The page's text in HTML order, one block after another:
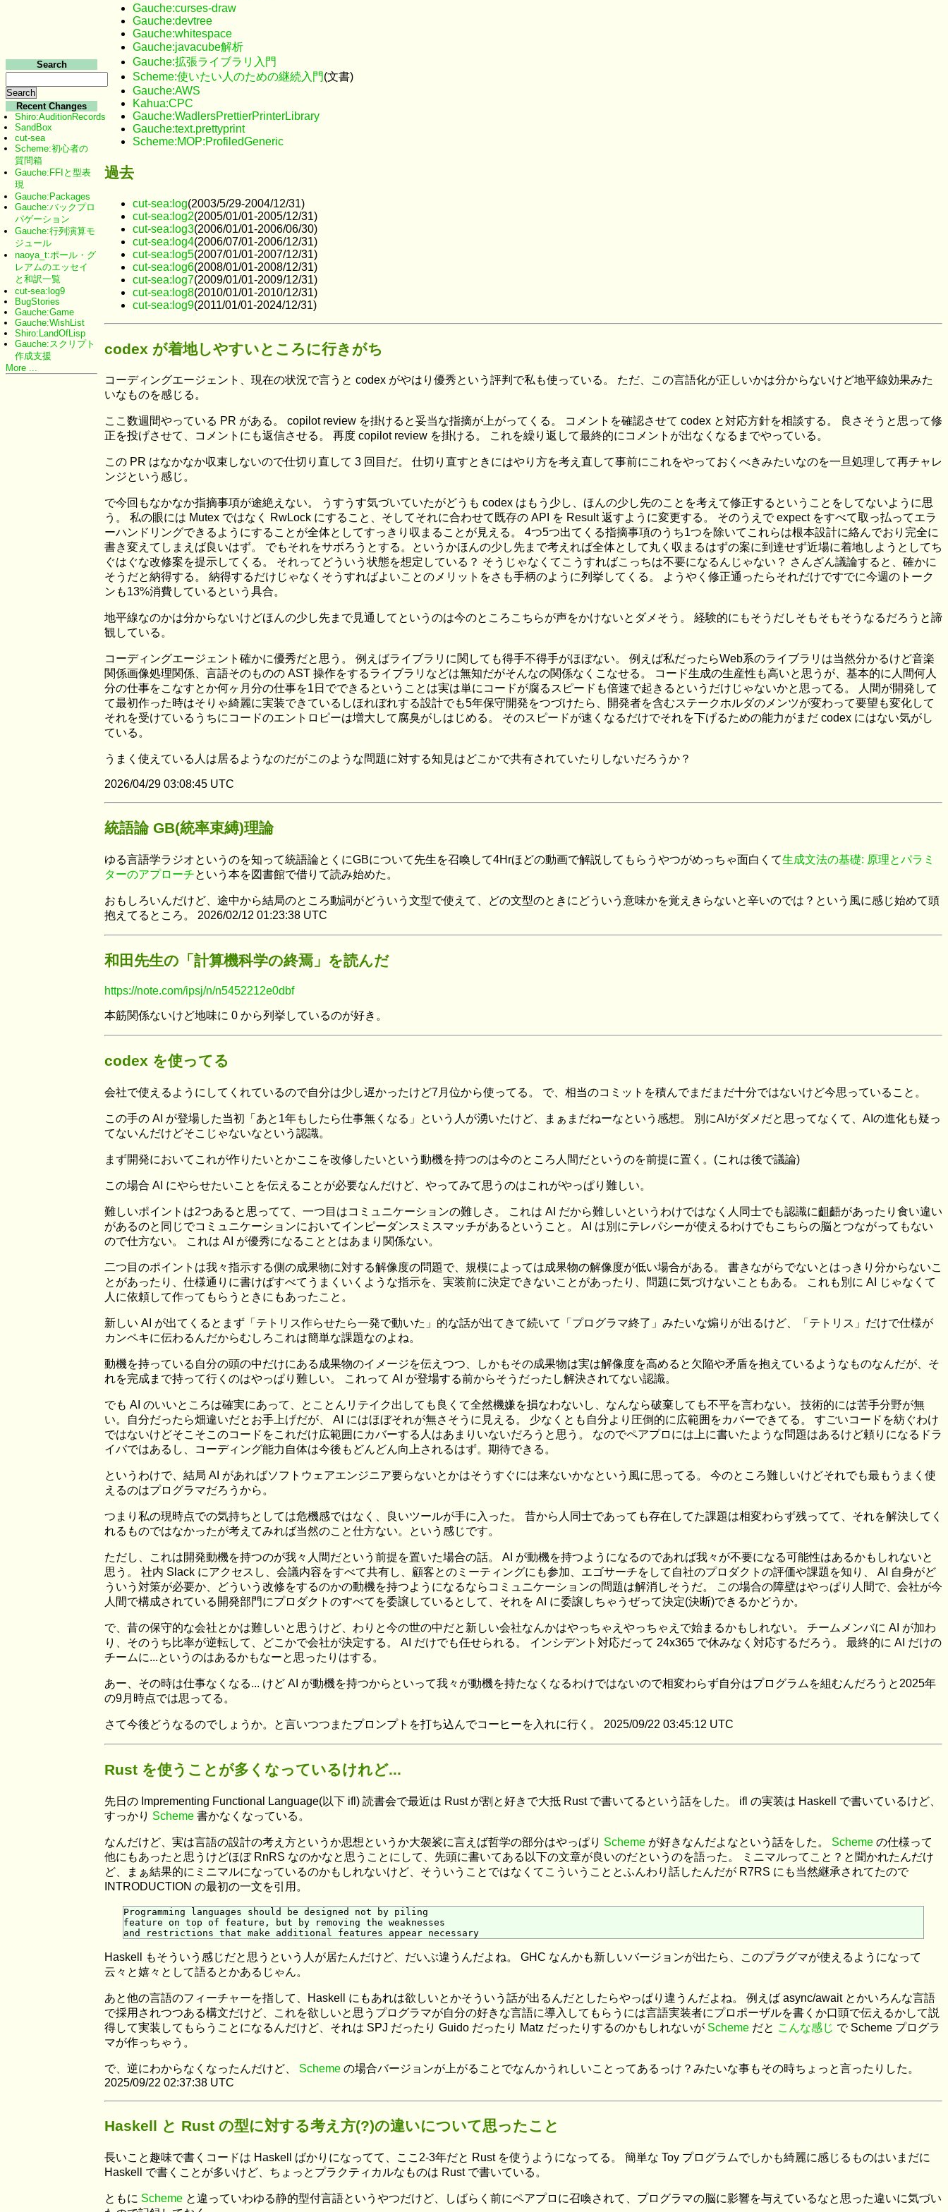
Gauche:curses-draw
Gauche:devtree
Gauche:whitespace
Gauche:javacube解析
Gauche:拡張ライブラリ入門
Scheme:使いたい人のための継続入門(文書)
Gauche:AWS
Kahua:CPC
Gauche:WadlersPrettierPrinterLibrary
Gauche:text.prettyprint
Scheme:MOP:ProfiledGeneric
過去
cut-sea:log(2003/5/29-2004/12/31)
cut-sea:log2(2005/01/01-2005/12/31)
cut-sea:log3(2006/01/01-2006/06/30)
cut-sea:log4(2006/07/01-2006/12/31)
cut-sea:log5(2007/01/01-2007/12/31)
cut-sea:log6(2008/01/01-2008/12/31)
cut-sea:log7(2009/01/01-2009/12/31)
cut-sea:log8(2010/01/01-2010/12/31)
cut-sea:log9(2011/01/01-2024/12/31)
codex が着地しやすいところに行きがち
コーディングエージェント、現在の状況で言うと codex がやはり優秀という評判で私も使っている。 ただ、この言語化が正しいかは分からないけど地平線効果みた
いなものを感じる。
ここ数週間やっている PR がある。 copilot review を掛けると妥当な指摘が上がってくる。 コメントを確認させて codex と対応方針を相談する。 良さそうと思って修
正を投げさせて、コメントにも返信させる。 再度 copilot review を掛ける。 これを繰り返して最終的にコメントが出なくなるまでやっている。
この PR はなかなか収束しないので仕切り直して 3 回目だ。 仕切り直すときにはやり方を考え直して事前にこれをやっておくべきみたいなのを一旦処理して再チャレ
ンジという感じ。
で今回もなかなか指摘事項が途絶えない。 うすうす気づいていたがどうも codex はもう少し、ほんの少し先のことを考えて修正するということをしてないように思
う。 私の眼には Mutex ではなく RwLock にすること、そしてそれに合わせて既存の API を Result 返すように変更する。 そのうえで expect をすべて取っ払ってエラ
ーハンドリングできるようにすることが全体としてすっきり収まることが見える。 4つ5つ出てくる指摘事項のうち1つを除いてこれらは根本設計に絡んでおり完全に
書き変えてしまえば良いはず。 でもそれをサボろうとする。というかほんの少し先まで考えれば全体として丸く収まるはずの案に到達せず近場に着地しようとしてち
ぐはぐな改修案を提示してくる。 それってどういう状態を想定している？ そうじゃなくてこうすればこっちは不要になるんじゃない？ さんざん議論すると、確かに
そうだと納得する。 納得するだけじゃなくそうすればよいことのメリットをさも手柄のように列挙してくる。 ようやく修正通ったらそれだけですでに今週のトーク
ンも13%消費しているという具合。
地平線なのかは分からないけどほんの少し先まで見通してというのは今のところこちらが声をかけないとダメそう。 経験的にもそうだしそもそもそうなるだろうと諦
観している。
コーディングエージェント確かに優秀だと思う。 例えばライブラリに関しても得手不得手がほぼない。 例えば私だったらWeb系のライブラリは当然分かるけど音楽
関係画像処理関係、言語そのものの AST 操作をするライブラリなどは無知だがそんなの関係なくこなせる。 コード生成の生産性も高いと思うが、基本的に人間何人
分の仕事をこなすとか何ヶ月分の仕事を1日でできるということは実は単にコードが腐るスピードも倍速で起きるというだけじゃないかと思ってる。 人間が開発して
て最初作った時はそりゃ綺麗に実装できているしほれぼれする設計でも5年保守開発をつづけたら、開発者を含むステークホルダのメンツが変わって要望も変化して
それを受けているうちにコードのエントロピーは増大して腐臭がしはじめる。 そのスピードが速くなるだけでそれを下げるための能力がまだ codex にはない気がし
ている。
うまく使えている人は居るようなのだがこのような問題に対する知見はどこかで共有されていたりしないだろうか？
2026/04/29 03:08:45 UTC
統語論 GB(統率束縛)理論
ゆる言語学ラジオというのを知って統語論とくにGBについて先生を召喚して4Hrほどの動画で解説してもらうやつがめっちゃ面白くて生成文法の基礎: 原理とパラミ
ターのアプローチという本を図書館で借りて読み始めた。
おもしろいんだけど、途中から結局のところ動詞がどういう文型で使えて、どの文型のときにどういう意味かを覚えきらないと辛いのでは？という風に感じ始めて頭
抱えてるところ。 2026/02/12 01:23:38 UTC
和田先生の「計算機科学の終焉」を読んだ
https://note.com/ipsj/n/n5452212e0dbf
本筋関係ないけど地味に 0 から列挙しているのが好き。
codex を使ってる
会社で使えるようにしてくれているので自分は少し遅かったけど7月位から使ってる。 で、相当のコミットを積んでまだまだ十分ではないけど今思っていること。
この手の AI が登場した当初「あと1年もしたら仕事無くなる」という人が湧いたけど、まぁまだねーなという感想。 別にAIがダメだと思ってなくて、AIの進化も疑っ
てないんだけどそこじゃないなという認識。
まず開発においてこれが作りたいとかここを改修したいという動機を持つのは今のところ人間だというのを前提に置く。(これは後で議論)
この場合 AI にやらせたいことを伝えることが必要なんだけど、やってみて思うのはこれがやっぱり難しい。
難しいポイントは2つあると思ってて、一つ目はコミュニケーションの難しさ。 これは AI だから難しいというわけではなく人同士でも認識に齟齬があったり食い違い
があるのと同じでコミュニケーションにおいてインピーダンスミスマッチがあるということ。 AI は別にテレパシーが使えるわけでもこちらの脳とつながってもない
ので仕方ない。 これは AI が優秀になることとはあまり関係ない。
二つ目のポイントは我々指示する側の成果物に対する解像度の問題で、規模によっては成果物の解像度が低い場合がある。 書きながらでないとはっきり分からないこ
とがあったり、仕様通りに書けばすべてうまくいくような指示を、実装前に決定できないことがあったり、問題に気づけないこともある。 これも別に AI じゃなくて
人に依頼して作ってもらうときにもあったこと。
新しい AI が出てくるとまず「テトリス作らせたら一発で動いた」的な話が出てきて続いて「プログラマ終了」みたいな煽りが出るけど、「テトリス」だけで仕様が
カンペキに伝わるんだからむしろこれは簡単な課題なのよね。
動機を持っている自分の頭の中だけにある成果物のイメージを伝えつつ、しかもその成果物は実は解像度を高めると欠陥や矛盾を抱えているようなものなんだが、そ
れを完成まで持って行くのはやっぱり難しい。 これって AI が登場する前からそうだったし解決されてない認識。
でも AI のいいところは確実にあって、とことんリテイク出しても良くて全然機嫌を損なわないし、なんなら破棄しても不平を言わない。 技術的には苦手分野が無
い。自分だったら畑違いだとお手上げだが、 AI にはほぼそれが無さそうに見える。 少なくとも自分より圧倒的に広範囲をカバーできてる。 すごいコードを紡ぐわけ
ではないけどそこそこのコードをこれだけ広範囲にカバーする人はあまりいないだろうと思う。 なのでペアプロには上に書いたような問題はあるけど頼りになるドラ
イバではあるし、コーディング能力自体は今後もどんどん向上されるはず。期待できる。
というわけで、結局 AI があればソフトウェアエンジニア要らないとかはそうすぐには来ないかなという風に思ってる。 今のところ難しいけどそれでも最もうまく使
えるのはプログラマだろうから。
つまり私の現時点での気持ちとしては危機感ではなく、良いツールが手に入った。 昔から人同士であっても存在してた課題は相変わらず残ってて、それを解決してく
れるものではなかったが考えてみれば当然のこと仕方ない。という感じです。
ただし、これは開発動機を持つのが我々人間だという前提を置いた場合の話。 AI が動機を持つようになるのであれば我々が不要になる可能性はあるかもしれないと
思う。 社内 Slack にアクセスし、会議内容をすべて共有し、顧客とのミーティングにも参加、エゴサーチをして自社のプロダクトの評価や課題を知り、 AI 自身がど
ういう対策が必要か、どういう改修をするのかの動機を持つようになるならコミュニケーションの問題は解消しそうだ。 この場合の障壁はやっぱり人間で、会社が今
人間で構成されている開発部門にプロダクトのすべてを委譲しているとして、それを AI に委譲しちゃうぜって決定(決断)できるかどうか。
で、昔の保守的な会社とかは難しいと思うけど、わりと今の世の中だと新しい会社なんかはやっちゃえやっちゃえで始まるかもしれない。 チームメンバに AI が加わ
り、そのうち比率が逆転して、どこかで会社が決定する。 AI だけでも任せられる。 インシデント対応だって 24x365 で休みなく対応するだろう。 最終的に AI だけの
チームに...というのはあるかもなーと思ったりはする。
あー、その時は仕事なくなる... けど AI が動機を持つからといって我々が動機を持たなくなるわけではないので相変わらず自分はプログラムを組むんだろうと2025年
の9月時点では思ってる。
さて今後どうなるのでしょうか。と言いつつまたプロンプトを打ち込んでコーヒーを入れに行く。 2025/09/22 03:45:12 UTC
Rust を使うことが多くなっているけれど...
先日の Imprementing Functional Language(以下 ifl) 読書会で最近は Rust が割と好きで大抵 Rust で書いてるという話をした。 ifl の実装は Haskell で書いているけど、
すっかり Scheme 書かなくなっている。
なんだけど、実は言語の設計の考え方というか思想というか大袈裟に言えば哲学の部分はやっぱり Scheme が好きなんだよなという話をした。 Scheme の仕様って
他にもあったと思うけどほぼ RnRS なのかなと思うことにして、先頭に書いてある以下の文章が良いのだというのを語った。 ミニマルってこと？と聞かれたんだけ
ど、まぁ結果的にミニマルになっているのかもしれないけど、そういうことではなくてこういうこととふんわり話したんだが R7RS にも当然継承されてたので
INTRODUCTION の最初の一文を引用。
Programming languages should be designed not by piling
feature on top of feature, but by removing the weaknesses
Haskell もそういう感じだと思うという人が居たんだけど、だいぶ違うんだよね。 GHC なんかも新しいバージョンが出たら、このプラグマが使えるようになって
云々と嬉々として語るとかあるじゃん。
あと他の言語のフィーチャーを指して、Haskell にもあれは欲しいとかそういう話が出るんだとしたらやっぱり違うんだよね。 例えば async/await とかいろんな言語
で採用されつつある構文だけど、これを欲しいと思うプログラマが自分の好きな言語に導入してもらうには言語実装者にプロポーザルを書くか口頭で伝えるかして説
得して実装してもらうことになるんだけど、それは SPJ だったり Guido だったり Matz だったりするのかもしれないが Scheme だと こんな感じ で Scheme プログラ
マが作っちゃう。
で、逆にわからなくなったんだけど、 Scheme の場合バージョンが上がることでなんかうれしいことってあるっけ？みたいな事もその時ちょっと言ったりした。
2025/09/22 02:37:38 UTC
Haskell と Rust の型に対する考え方(?)の違いについて思ったこと
長いこと趣味で書くコードは Haskell ばかりになってて、ここ2-3年だと Rust を使うようになってる。 簡単な Toy プログラムでしかも綺麗に感じるものはいまだに
Haskell で書くことが多いけど、ちょっとプラクティカルなものは Rust で書いている。
ともに Scheme と違っていわゆる静的型付言語というやつだけど、しばらく前にペアプロに召喚されて、プログラマの脳に影響を与えているなと思った違いに気づい
Search
Recent Changes
Shiro:AuditionRecords
SandBox
cut-sea
Scheme:初心者の
質問箱
Gauche:FFIと型表
現
Gauche:Packages
Gauche:バックプロ
パゲーション
Gauche:行列演算モ
ジュール
naoya_t:ポール・グ
レアムのエッセイ
と和訳一覧
cut-sea:log9
BugStories
Gauche:Game
Gauche:WishList
Shiro:LandOfLisp
Gauche:スクリプト
作成支援
More ...